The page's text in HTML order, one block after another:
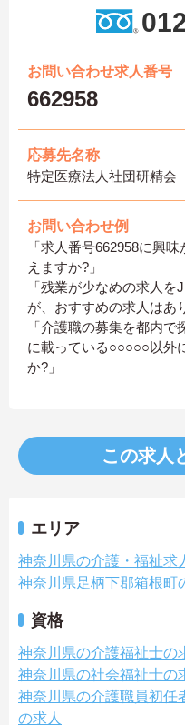
お問い合わせ求人番号
662958
応募先名称
特定医療法人社団研精
お問い合わせ例
「求人番号662958に興
えますか?」
「残業が少なめの求人
が、おすすめの求人はあ
「介護職の募集を都内
に載っている○○○○○以外
か?」
この求人
エリア
神奈川県の介護・福祉求
神奈川県足柄下郡箱根町
資格
神奈川県の介護福祉士の
神奈川県の社会福祉士の
神奈川県の介護職員初任
の求人